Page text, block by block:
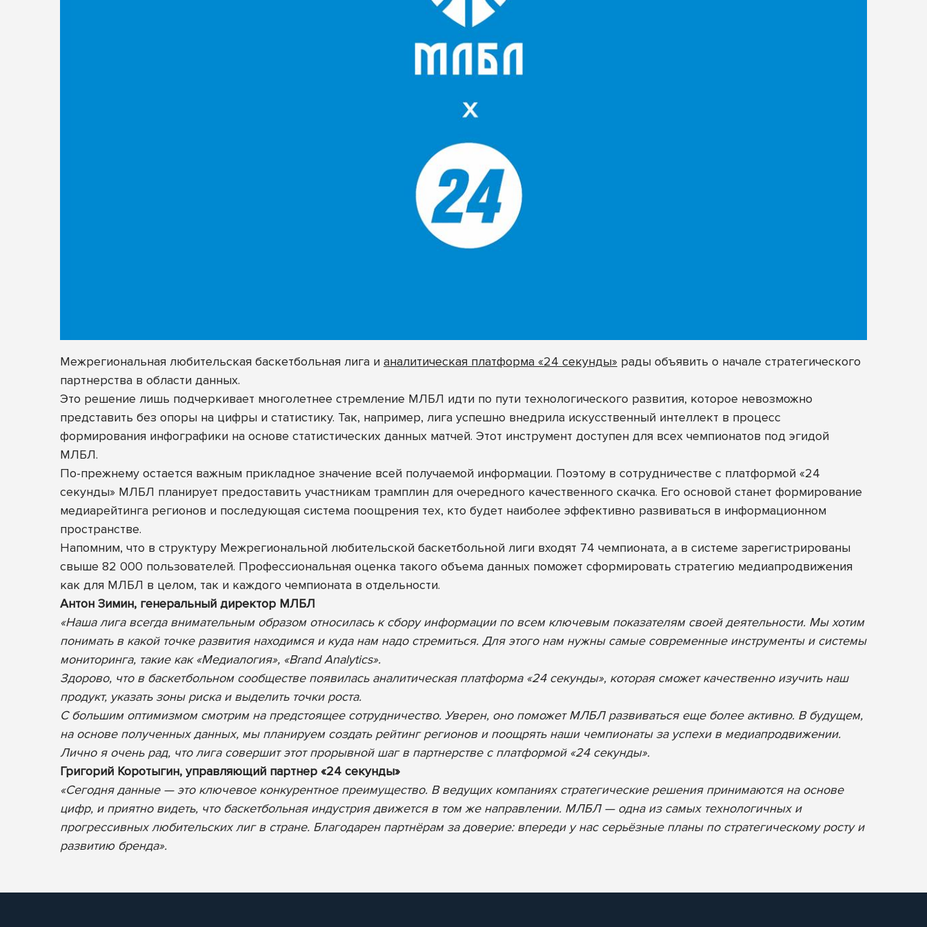
Межрегиональная любительская баскетбольная лига и аналитическая платформа «24 секунды» рады объявить о начале стратегического
партнерства в области данных.
Это решение лишь подчеркивает многолетнее стремление МЛБЛ идти по пути технологического развития, которое невозможно
представить без опоры на цифры и статистику. Так, например, лига успешно внедрила искусственный интеллект в процесс
формирования инфографики на основе статистических данных матчей. Этот инструмент доступен для всех чемпионатов под эгидой
МЛБЛ.
По-прежнему остается важным прикладное значение всей получаемой информации. Поэтому в сотрудничестве с платформой «24
секунды» МЛБЛ планирует предоставить участникам трамплин для очередного качественного скачка. Его основой станет формирование
медиарейтинга регионов и последующая система поощрения тех, кто будет наиболее эффективно развиваться в информационном
пространстве.
Напомним, что в структуру Межрегиональной любительской баскетбольной лиги входят 74 чемпионата, а в системе зарегистрированы
свыше 82 000 пользователей. Профессиональная оценка такого объема данных поможет сформировать стратегию медиапродвижения
как для МЛБЛ в целом, так и каждого чемпионата в отдельности.
Антон Зимин, генеральный директор МЛБЛ
«Наша лига всегда внимательным образом относилась к сбору информации по всем ключевым показателям своей деятельности. Мы хотим
понимать в какой точке развития находимся и куда нам надо стремиться. Для этого нам нужны самые современные инструменты и системы
мониторинга, такие как «Медиалогия», «Brand Analytics».
Здорово, что в баскетбольном сообществе появилась аналитическая платформа «24 секунды», которая сможет качественно изучить наш
продукт, указать зоны риска и выделить точки роста.
С большим оптимизмом смотрим на предстоящее сотрудничество. Уверен, оно поможет МЛБЛ развиваться еще более активно. В будущем,
на основе полученных данных, мы планируем создать рейтинг регионов и поощрять наши чемпионаты за успехи в медиапродвижении.
Лично я очень рад, что лига совершит этот прорывной шаг в партнерстве с платформой «24 секунды».
Григорий Коротыгин, управляющий партнер «24 секунды»
«Сегодня данные — это ключевое конкурентное преимущество. В ведущих компаниях стратегические решения принимаются на основе
цифр, и приятно видеть, что баскетбольная индустрия движется в том же направлении. МЛБЛ — одна из самых технологичных и
прогрессивных любительских лиг в стране. Благодарен партнёрам за доверие: впереди у нас серьёзные планы по стратегическому росту и
развитию бренда».